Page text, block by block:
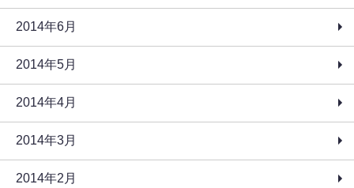
2014年6月
2014年5月
2014年4月
2014年3月
2014年2月